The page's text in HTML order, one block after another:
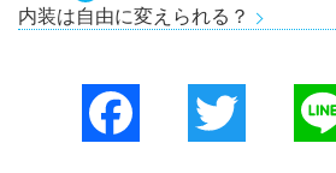
内装は自由に変えられる？
Facebook